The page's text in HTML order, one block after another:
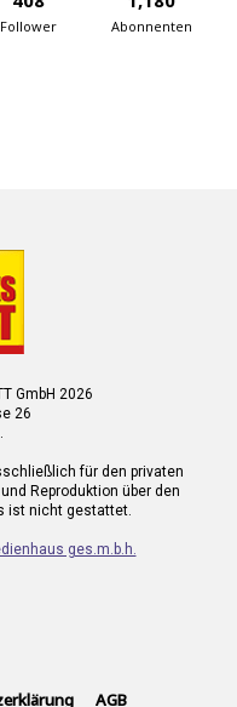
Follower Abonnenten
GmbH 2026
26
für den privaten
Reproduktion über den
ist nicht gestattet.
ges.m.b.h.
AGB